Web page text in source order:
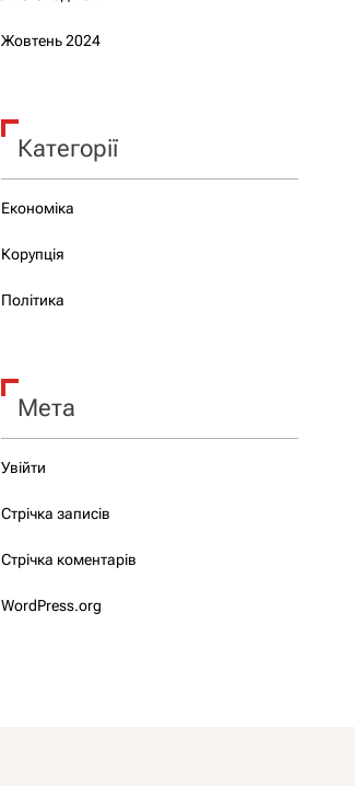
Жовтень 2024
Категорії
Економіка
Корупція
Політика
Мета
Увійти
Стрічка записів
Стрічка коментарів
WordPress.org